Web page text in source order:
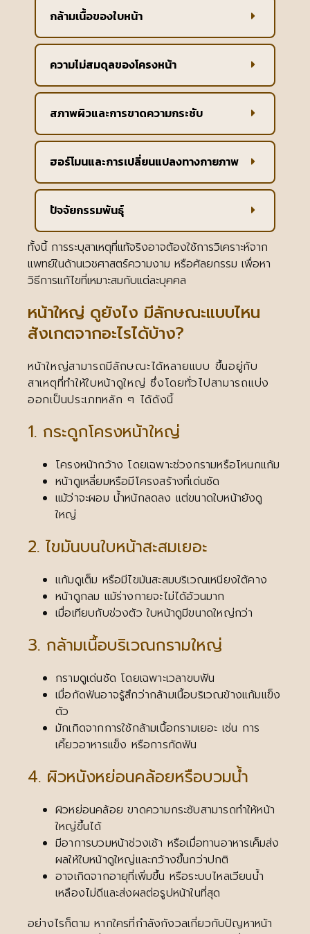
กล้ามเนื้อของใบหน้า
ความไม่สมดุลของโครงหน้า
สภาพผิวและการขาดความกระชับ
ฮอร์โมนและการเปลี่ยนแปลงทางกายภาพ
ปัจจัยกรรมพันธุ์
ทั้งนี้ การระบุสาเหตุที่แท้จริงอาจต้องใช้การวิเคราะห์จาก
แพทย์ในด้านเวชศาสตร์ความงาม หรือศัลยกรรม เพื่อหา
วิธีการแก้ไขที่เหมาะสมกับแต่ละบุคคล
หน้าใหญ่ ดูยังไง มีลักษณะแบบไหน
สังเกตจากอะไรได้บ้าง?
หน้าใหญ่สามารถมีลักษณะได้หลายแบบ ขึ้นอยู่กับ
สาเหตุที่ทำให้ใบหน้าดูใหญ่ ซึ่งโดยทั่วไปสามารถแบ่ง
ออกเป็นประเภทหลัก ๆ ได้ดังนี้
1. กระดูกโครงหน้าใหญ่
โครงหน้ากว้าง โดยเฉพาะช่วงกรามหรือโหนกแก้ม
หน้าดูเหลี่ยมหรือมีโครงสร้างที่เด่นชัด
แม้ว่าจะผอม น้ำหนักลดลง แต่ขนาดใบหน้ายังดู
ใหญ่
2. ไขมันบนใบหน้าสะสมเยอะ
แก้มดูเต็ม หรือมีไขมันสะสมบริเวณเหนียงใต้คาง
หน้าดูกลม แม้ร่างกายจะไม่ได้อ้วนมาก
เมื่อเทียบกับช่วงตัว ใบหน้าดูมีขนาดใหญ่กว่า
3. กล้ามเนื้อบริเวณกรามใหญ่
กรามดูเด่นชัด โดยเฉพาะเวลาขบฟัน
เมื่อกัดฟันอาจรู้สึกว่ากล้ามเนื้อบริเวณข้างแก้มแข็ง
ตัว
มักเกิดจากการใช้กล้ามเนื้อกรามเยอะ เช่น การ
เคี้ยวอาหารแข็ง หรือการกัดฟัน
4. ผิวหนังหย่อนคล้อยหรือบวมน้ำ
ผิวหย่อนคล้อย ขาดความกระชับสามารถทำให้หน้า
ใหญ่ขึ้นได้
มีอาการบวมหน้าช่วงเช้า หรือเมื่อทานอาหารเค็มส่ง
ผลให้ใบหน้าดูใหญ่และกว้างขึ้นกว่าปกติ
อาจเกิดจากอายุที่เพิ่มขึ้น หรือระบบไหลเวียนน้ำ
เหลืองไม่ดีและส่งผลต่อรูปหน้าในที่สุด
อย่างไรก็ตาม หากใครที่กำลังกังวลเกี่ยวกับปัญหาหน้า